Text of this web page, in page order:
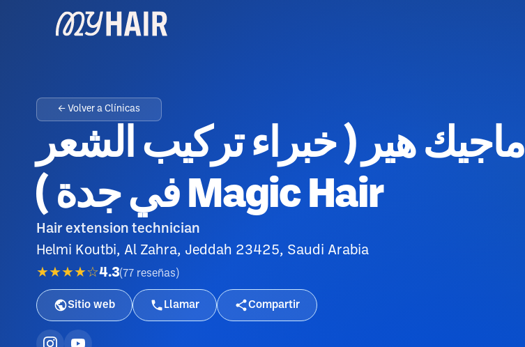
← Volver a Clínicas
ماجيك هير ( خبراء تركيب الشعر
في جدة ) Magic Hair
Hair extension technician
Helmi Koutbi, Al Zahra, Jeddah 23425, Saudi Arabia
★★★★☆4.3(77 reseñas )
Sitio web Llamar Compartir